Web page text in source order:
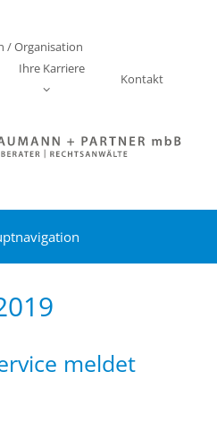
/ Organisation
Ihre Karriere
Kontakt
meldet